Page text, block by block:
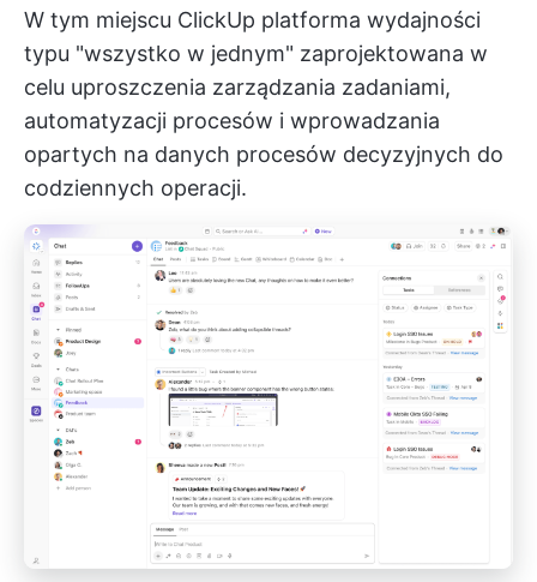
W tym miejscu ClickUp platforma wydajności
typu "wszystko w jednym" zaprojektowana w
celu uproszczenia zarządzania zadaniami,
automatyzacji procesów i wprowadzania
opartych na danych procesów decyzyjnych do
codziennych operacji.